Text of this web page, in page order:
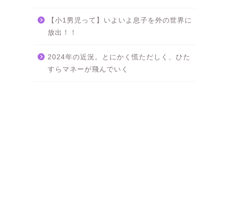
【小1男児って】いよいよ息子を外の世界に
放出！！
2024年の近況。とにかく慌ただしく、ひた
すらマネーが飛んでいく